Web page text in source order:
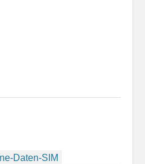
Daten-SIM